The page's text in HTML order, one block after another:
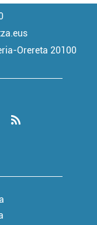
Orereta 20100